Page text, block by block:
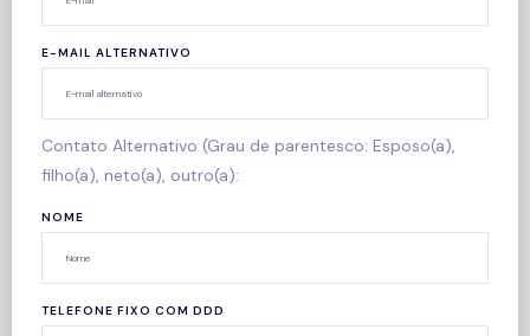
E-MAIL ALTERNATIVO
Contato Alternativo (Grau de parentesco: Esposo(a),
filho(a), neto(a), outro(a):
NOME
TELEFONE FIXO COM DDD